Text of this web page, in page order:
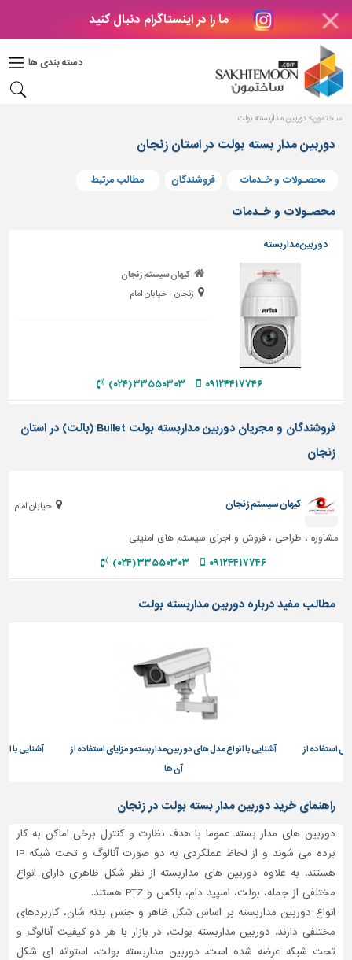
ما را در اینستاگرام دنبال کنید
دسته بندی ها
دکوراسیون
بتن
های
بتنی
و
پنجره
ساختمانی
نرده
حفاظ
دیوارپوش،
سرویس
و
ماشین
آلات
برقی،روشنایی،ایمنی
سازی
ساختمان
و
سازه
سایر
ساختمون دوربین مداربسته بولت
دوربین مدار بسته بولت در استان زنجان
محصـولات و خـدمات فروشندگان مطالب مرتبط
محصـولات و خـدمات
دوربین مداربسته
کیهان سیستم زنجان
زنجان - خیابان امام
۰۹۱۲۴۴۱۷۷۴۶ ۳۳۵۵۰۳۰۳ (۰۲۴)
فروشندگان و مجریان دوربین مداربسته بولت Bullet (بالت) در استان
زنجان
خیابان امام کیهان سیستم زنجان
مشاوره ، طراحی ، فروش و اجرای سیستم های امنیتی
۰۹۱۲۴۴۱۷۷۴۶ ۳۳۵۵۰۳۰۳ (۰۲۴)
مطالب مفید درباره دوربین مداربسته بولت
استفاده از
آشنایی با انواع مدل های دوربین مداربسته و مزایای استفاده از
آن ها
آشنایی با
راهنمای خرید دوربین مدار بسته بولت در زنجان
دوربین های مدار بسته عموما با هدف نظارت و کنترل برخی اماکن به کار
برده می شوند و از لحاظ عملکردی به دو صورت آنالوگ و تحت شبکه IP
هستند. به علاوه دوربین های مداربسته از نظر شکل ظاهری دارای انواع
مختلفی از جمله، بولت، اسپید دام، باکس و PTZ هستند.
انواع دوربین مداربسته بر اساس شکل ظاهر و جنس بدنه شان، کاربردهای
مختلفی دارند. دوربین مداربسته بولت، در بازار با هر دو کیفیت آنالوگ و
تحت شبکه عرضه شده است. دوربین مداربسته بولت، استوانه ای شکل